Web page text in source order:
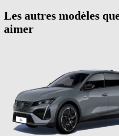
Les autres modèles
aimer